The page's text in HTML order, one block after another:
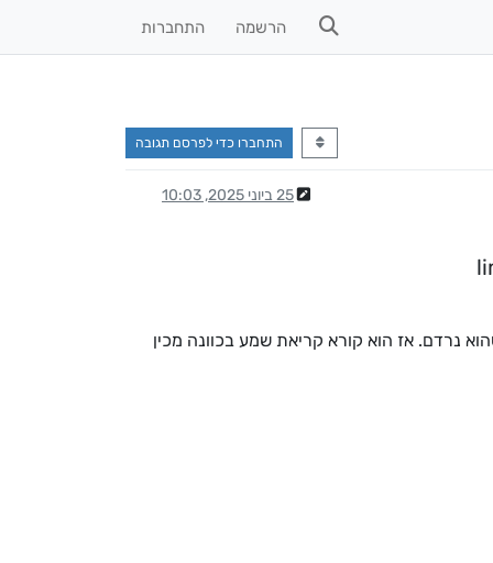
הרשמה התחברות
התחברו כדי לפרסם תגובה
25 ביוני 2025, 10:03
נרדם. אז הוא קורא קריאת שמע בכוונה מכין